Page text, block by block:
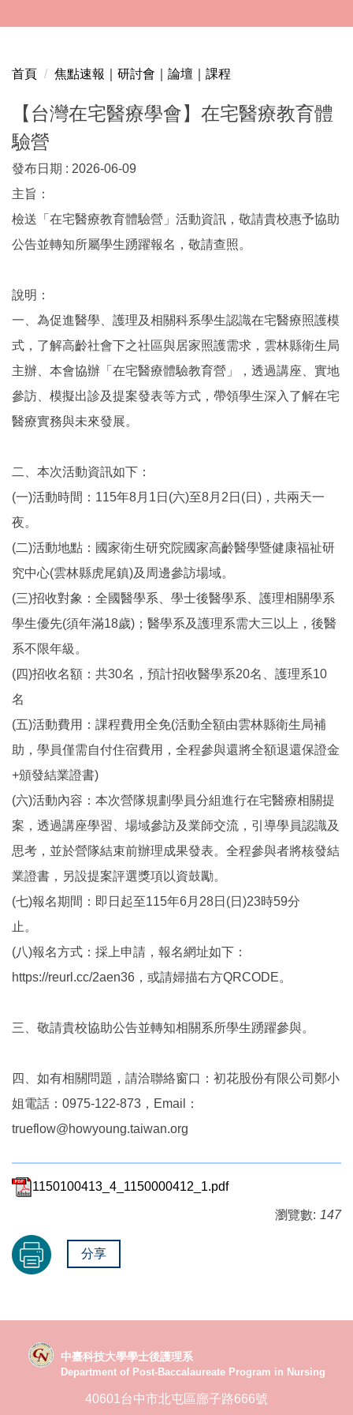
到
要
首頁 焦點速報｜研討會｜論壇｜課程
【台灣在宅醫療學會】在宅醫療教育體
驗營
發布日期 : 2026-06-09
主旨：
檢送「在宅醫療教育體驗營」活動資訊，敬請貴校惠予協助
公告並轉知所屬學生踴躍報名，敬請查照。
說明：
一、為促進醫學、護理及相關科系學生認識在宅醫療照護模
式，了解高齡社會下之社區與居家照護需求，雲林縣衛生局
主辦、本會協辦「在宅醫療體驗教育營」，透過講座、實地
參訪、模擬出診及提案發表等方式，帶領學生深入了解在宅
醫療實務與未來發展。
二、本次活動資訊如下：
(一)活動時間：115年8月1日(六)至8月2日(日)，共兩天一
夜。
(二)活動地點：國家衛生研究院國家高齡醫學暨健康福祉研
究中心(雲林縣虎尾鎮)及周邊參訪場域。
(三)招收對象：全國醫學系、學士後醫學系、護理相關學系
學生優先(須年滿18歲)；醫學系及護理系需大三以上，後醫
系不限年級。
(四)招收名額：共30名，預計招收醫學系20名、護理系10
名
(五)活動費用：課程費用全免(活動全額由雲林縣衛生局補
助，學員僅需自付住宿費用，全程參與還將全額退還保證金
+頒發結業證書)
(六)活動內容：本次營隊規劃學員分組進行在宅醫療相關提
案，透過講座學習、場域參訪及業師交流，引導學員認識及
思考，並於營隊結束前辦理成果發表。全程參與者將核發結
業證書，另設提案評選獎項以資鼓勵。
(七)報名期間：即日起至115年6月28日(日)23時59分
止。
(八)報名方式：採上申請，報名網址如下：
https://reurl.cc/2aen36，或請婦描右方QRCODE。
三、敬請貴校協助公告並轉知相關系所學生踴躍參與。
四、如有相關問題，請洽聯絡窗口：初花股份有限公司鄭小
姐電話：0975-122-873，Email：
trueflow@howyoung.taiwan.org
1150100413_4_1150000412_1.pdf
瀏覽數: 147
分享
中臺科技大學學士後護理系
Department of Post-Baccalaureate Program in Nursing
40601台中市北屯區廍子路666號